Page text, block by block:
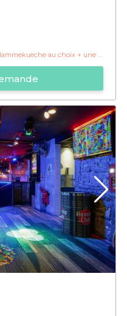
au choix + une pinte/soft au choix à 14 euros